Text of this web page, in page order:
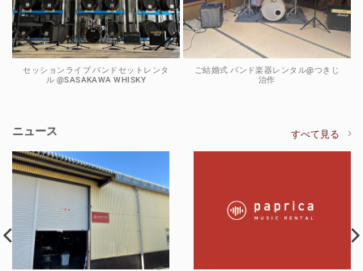
セッションライブ バンドセットレンタ
ル @SASAKAWA WHISKY
ご結婚式 バンド楽器レンタル@つきじ
治作
ニュース すべて見る